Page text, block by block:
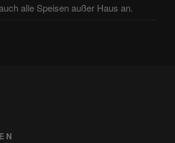
alle Speisen außer Haus an.